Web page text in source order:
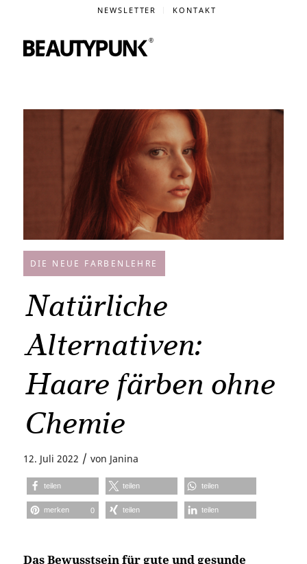
NEWSLETTER KONTAKT
DIE NEUE FARBENLEHRE
Natürliche
Alternativen:
Haare färben ohne
Chemie
12. Juli 2022 / von Janina
teilen teilen teilen
merken 0 teilen teilen
Das Bewusstsein für gute und gesunde